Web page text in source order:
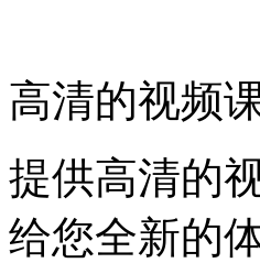
高清的视频
提供高清的
给您全新的